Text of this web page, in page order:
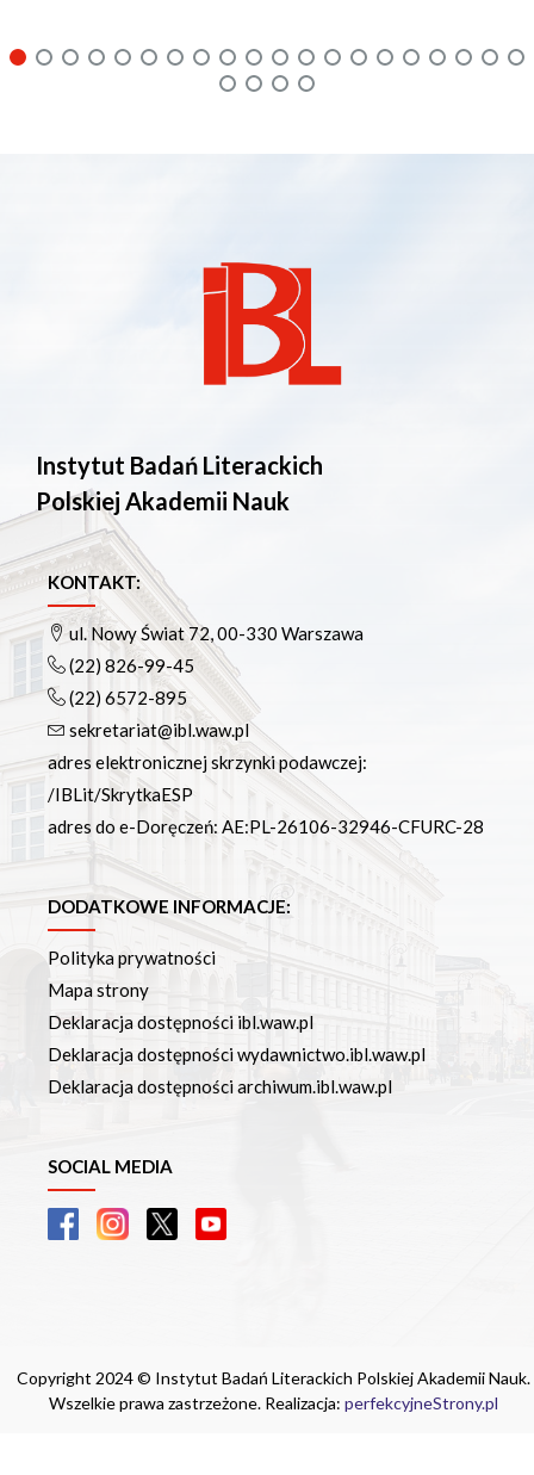
Instytut Badań Literackich
Polskiej Akademii Nauk
KONTAKT:
ul. Nowy Świat 72, 00-330 Warszawa
(22) 826-99-45
(22) 6572-895
sekretariat@ibl.waw.pl
adres elektronicznej skrzynki podawczej:
/IBLit/SkrytkaESP
adres do e-Doręczeń: AE:PL-26106-32946-CFURC-28
DODATKOWE INFORMACJE:
Polityka prywatności
Mapa strony
Deklaracja dostępności ibl.waw.pl
Deklaracja dostępności wydawnictwo.ibl.waw.pl
Deklaracja dostępności archiwum.ibl.waw.pl
SOCIAL MEDIA
Copyright 2024 © Instytut Badań Literackich Polskiej Akademii Nauk.
Wszelkie prawa zastrzeżone. Realizacja: perfekcyjneStrony.pl